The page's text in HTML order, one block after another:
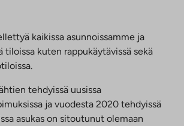
kaikissa asunnoissamme ja
tiloissa kuten rappukäytävissä sekä
tehdyissä uusissa
ja vuodesta 2020 tehdyissä
asukas on sitoutunut olemaan